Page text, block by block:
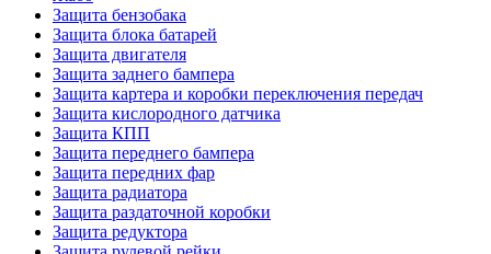
Защита бензобака
Защита блока батарей
Защита двигателя
Защита заднего бампера
Защита картера и коробки переключения передач
Защита кислородного датчика
Защита КПП
Защита переднего бампера
Защита передних фар
Защита радиатора
Защита раздаточной коробки
Защита редуктора